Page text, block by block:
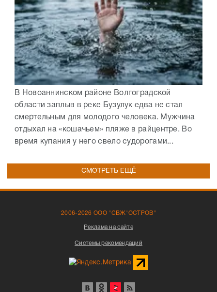
В Новоаннинском районе Волгоградской
области заплыв в реке Бузулук едва не стал
смертельным для молодого человека. Мужчина
отдыхал на «кошачьем» пляже в райцентре. Во
время купания у него свело судорогами...
СМОТРЕТЬ ЕЩЁ
2006-2026 ООО "СВЖ"ОСТРОВ"
Реклама на сайте
Системы рекомендаций